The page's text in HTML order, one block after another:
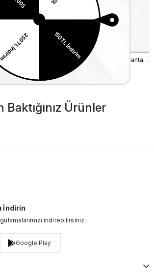
%10
Guess Manhattan Kadın Sırt Çantası HWSG7118310
₺8.100,00
Baktığınız Ürünler
İndirin
indirebilirsiniz.
Google Play